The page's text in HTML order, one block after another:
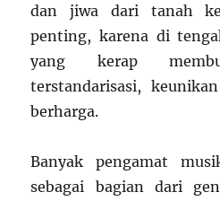
dan jiwa dari tanah
penting, karena di
yang kerap
terstandarisasi,
berharga.
Banyak pengamat
sebagai bagian dari